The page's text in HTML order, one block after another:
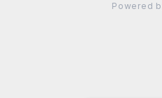
Powered